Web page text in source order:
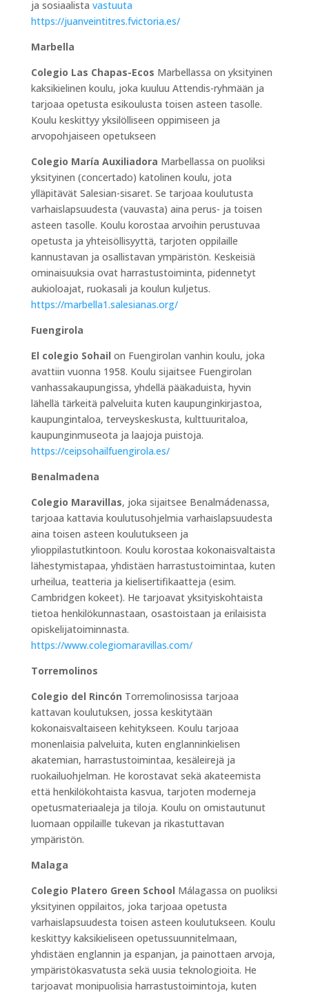
ja sosiaalista vastuuta
https://juanveintitres.fvictoria.es/
Marbella
Colegio Las Chapas-Ecos Marbellassa on yksityinen
kaksikielinen koulu, joka kuuluu Attendis-ryhmään ja
tarjoaa opetusta esikoulusta toisen asteen tasolle.
Koulu keskittyy yksilölliseen oppimiseen ja
arvopohjaiseen opetukseen
Colegio María Auxiliadora Marbellassa on puoliksi
yksityinen (concertado) katolinen koulu, jota
ylläpitävät Salesian-sisaret. Se tarjoaa koulutusta
varhaislapsuudesta (vauvasta) aina perus- ja toisen
asteen tasolle. Koulu korostaa arvoihin perustuvaa
opetusta ja yhteisöllisyyttä, tarjoten oppilaille
kannustavan ja osallistavan ympäristön. Keskeisiä
ominaisuuksia ovat harrastustoiminta, pidennetyt
aukioloajat, ruokasali ja koulun kuljetus.
https://marbella1.salesianas.org/
Fuengirola
El colegio Sohail on Fuengirolan vanhin koulu, joka
avattiin vuonna 1958. Koulu sijaitsee Fuengirolan
vanhassakaupungissa, yhdellä pääkaduista, hyvin
lähellä tärkeitä palveluita kuten kaupunginkirjastoa,
kaupungintaloa, terveyskeskusta, kulttuuritaloa,
kaupunginmuseota ja laajoja puistoja.
https://ceipsohailfuengirola.es/
Benalmadena
Colegio Maravillas, joka sijaitsee Benalmádenassa,
tarjoaa kattavia koulutusohjelmia varhaislapsuudesta
aina toisen asteen koulutukseen ja
ylioppilastutkintoon. Koulu korostaa kokonaisvaltaista
lähestymistapaa, yhdistäen harrastustoimintaa, kuten
urheilua, teatteria ja kielisertifikaatteja (esim.
Cambridgen kokeet). He tarjoavat yksityiskohtaista
tietoa henkilökunnastaan, osastoistaan ja erilaisista
opiskelijatoiminnasta.
https://www.colegiomaravillas.com/
Torremolinos
Colegio del Rincón Torremolinosissa tarjoaa
kattavan koulutuksen, jossa keskitytään
kokonaisvaltaiseen kehitykseen. Koulu tarjoaa
monenlaisia palveluita, kuten englanninkielisen
akatemian, harrastustoimintaa, kesäleirejä ja
ruokailuohjelman. He korostavat sekä akateemista
että henkilökohtaista kasvua, tarjoten moderneja
opetusmateriaaleja ja tiloja. Koulu on omistautunut
luomaan oppilaille tukevan ja rikastuttavan
ympäristön.
Malaga
Colegio Platero Green School Málagassa on puoliksi
yksityinen oppilaitos, joka tarjoaa opetusta
varhaislapsuudesta toisen asteen koulutukseen. Koulu
keskittyy kaksikieliseen opetussuunnitelmaan,
yhdistäen englannin ja espanjan, ja painottaen arvoja,
ympäristökasvatusta sekä uusia teknologioita. He
tarjoavat monipuolisia harrastustoimintoja, kuten